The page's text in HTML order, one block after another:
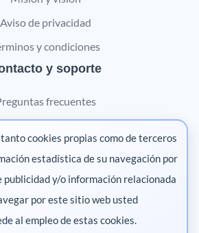
Aviso de privacidad
y condiciones
y soporte
frecuentes
Contáctanos
Marketing digital
Pharma
cookies propias como de terceros
estadística de su navegación por
y/o información relacionada
por este sitio web usted
al empleo de estas cookies.